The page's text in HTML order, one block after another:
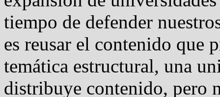
tiempo de defender
es reusar el contenido que
temática estructural, una
distribuye contenido, pero